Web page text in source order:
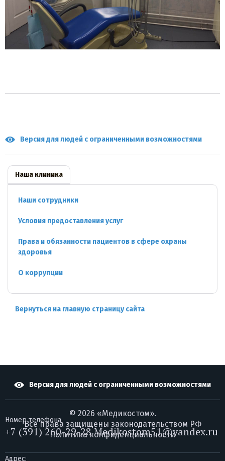
Версия для людей с ограниченными возможностями
Наша клиника
Наши сотрудники
Условия предоставления услуг
Права и обязанности пациентов в сфере охраны
здоровья
О коррупции
Вернуться на главную страницу сайта
© 2026 «Медикостом».
Все права защищены законодательством РФ
Политика конфиденциальности
Версия для людей с ограниченными возможностями
Номер телефона
+7 (391) 260-29-28 Medikostom51@yandex.ru
Адрес: